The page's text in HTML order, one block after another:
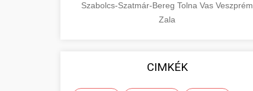
Szabolcs-Szatmár-Bereg Tolna Vas Veszprém
Zala
CIMKÉK